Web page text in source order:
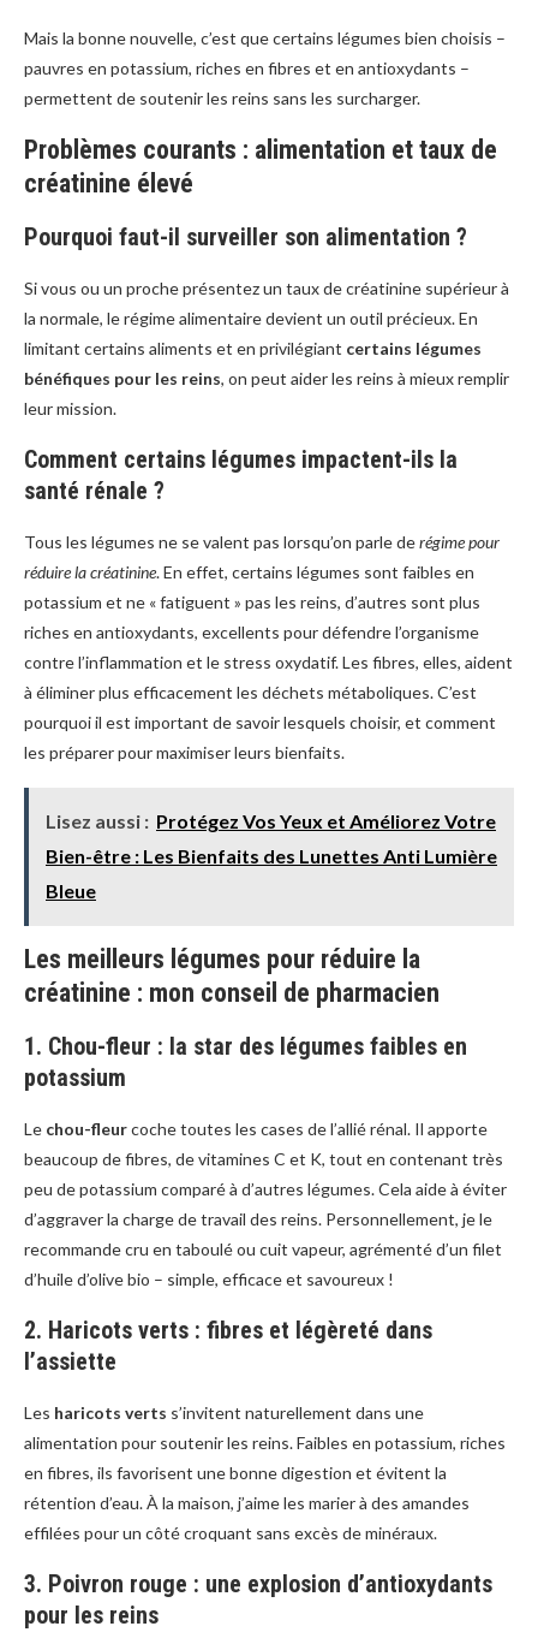
Mais la bonne nouvelle, c’est que certains légumes bien choisis –
pauvres en potassium, riches en fibres et en antioxydants –
permettent de soutenir les reins sans les surcharger.
Problèmes courants : alimentation et taux de
créatinine élevé
Pourquoi faut-il surveiller son alimentation ?
Si vous ou un proche présentez un taux de créatinine supérieur à
la normale, le régime alimentaire devient un outil précieux. En
limitant certains aliments et en privilégiant certains légumes
bénéfiques pour les reins, on peut aider les reins à mieux remplir
leur mission.
Comment certains légumes impactent-ils la
santé rénale ?
Tous les légumes ne se valent pas lorsqu’on parle derégime pour
réduire la créatinine. En effet, certains légumes sont faibles en
potassium et ne « fatiguent » pas les reins, d’autres sont plus
riches en antioxydants, excellents pour défendre l’organisme
contre l’inflammation et le stress oxydatif. Les fibres, elles, aident
à éliminer plus efficacement les déchets métaboliques. C’est
pourquoi il est important de savoir lesquels choisir, et comment
les préparer pour maximiser leurs bienfaits.
Lisez aussi : Protégez Vos Yeux et Améliorez Votre
Bien-être : Les Bienfaits des Lunettes Anti Lumière
Bleue
Les meilleurs légumes pour réduire la
créatinine : mon conseil de pharmacien
1. Chou-fleur : la star des légumes faibles en
potassium
Le chou-fleurcoche toutes les cases de l’allié rénal. Il apporte
beaucoup de fibres, de vitamines C et K, tout en contenant très
peu de potassium comparé à d’autres légumes. Cela aide à éviter
d’aggraver la charge de travail des reins. Personnellement, je le
recommande cru en taboulé ou cuit vapeur, agrémenté d’un filet
d’huile d’olive bio – simple, efficace et savoureux !
2. Haricots verts : fibres et légèreté dans
l’assiette
Les haricots verts s’invitent naturellement dans une
alimentation pour soutenir les reins. Faibles en potassium, riches
en fibres, ils favorisent une bonne digestion et évitent la
rétention d’eau. À la maison, j’aime les marier à des amandes
effilées pour un côté croquant sans excès de minéraux.
3. Poivron rouge : une explosion d’antioxydants
pour les reins